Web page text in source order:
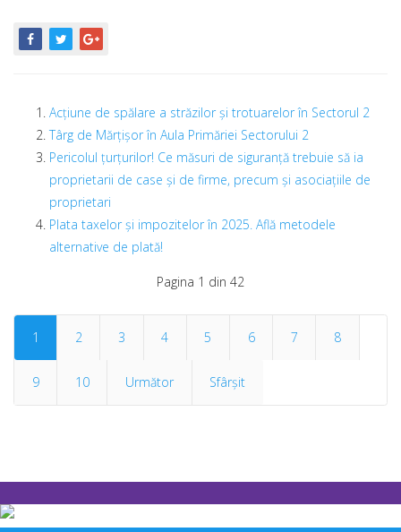
Acțiune de spălare a străzilor și trotuarelor în Sectorul 2
Târg de Mărţişor în Aula Primăriei Sectorului 2
Pericolul ţurţurilor! Ce măsuri de siguranţă trebuie să ia
proprietarii de case şi de firme, precum şi asociaţiile de
proprietari
Plata taxelor şi impozitelor în 2025. Află metodele
alternative de plată!
Pagina 1 din 42
1 2 3 4 5 6 7 8
9 10 Următor Sfârșit